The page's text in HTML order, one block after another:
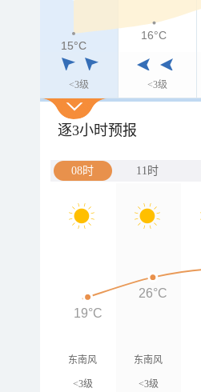
<3级 <3级
15°C
15°C
16°C
逐3小时预报
08时 11时
东南风
<3级
东南风
<3级
19°C
26°C